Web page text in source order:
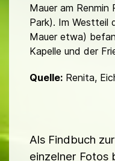
Mauer am Renmin
Park). Im Westteil
Mauer etwa)
Kapelle und der
Quelle: Renita,
Als Findbuch
einzelner Fotos